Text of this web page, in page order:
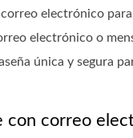
electrónico
electrónico o
única y segura
con correo